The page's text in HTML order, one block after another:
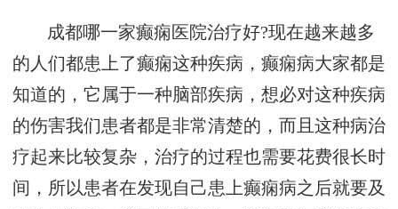
成都哪一家癫痫医院治疗好?现在越来越多
的人们都患上了癫痫这种疾病，癫痫病大家都是
知道的，它属于一种脑部疾病，想必对这种疾病
的伤害我们患者都是非常清楚的，而且这种病治
疗起来比较复杂，治疗的过程也需要花费很长时
间，所以患者在发现自己患上癫痫病之后就要及